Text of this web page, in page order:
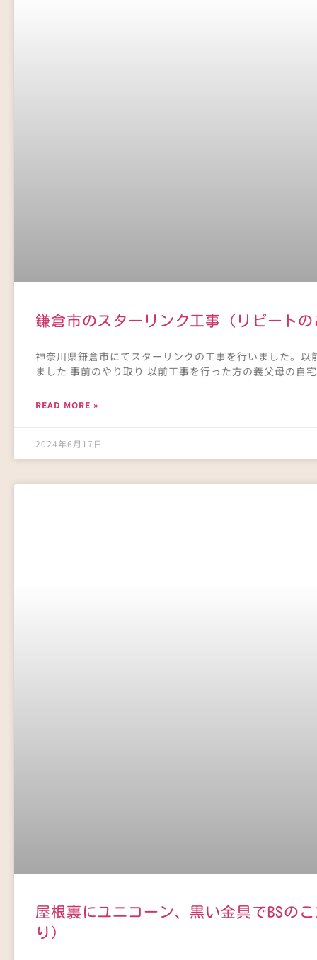
鎌倉市のスターリンク工事（リピート
神奈川県鎌倉市にてスターリンクの工事を行いました。
ました 事前のやり取り 以前工事を行った方の義父母の自
READ MORE »
2024年6月17日
屋根裏にユニコーン、黒い金具でBSの
り）